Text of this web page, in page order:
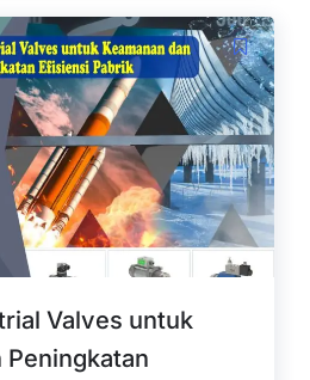
Valves untuk
Peningkatan